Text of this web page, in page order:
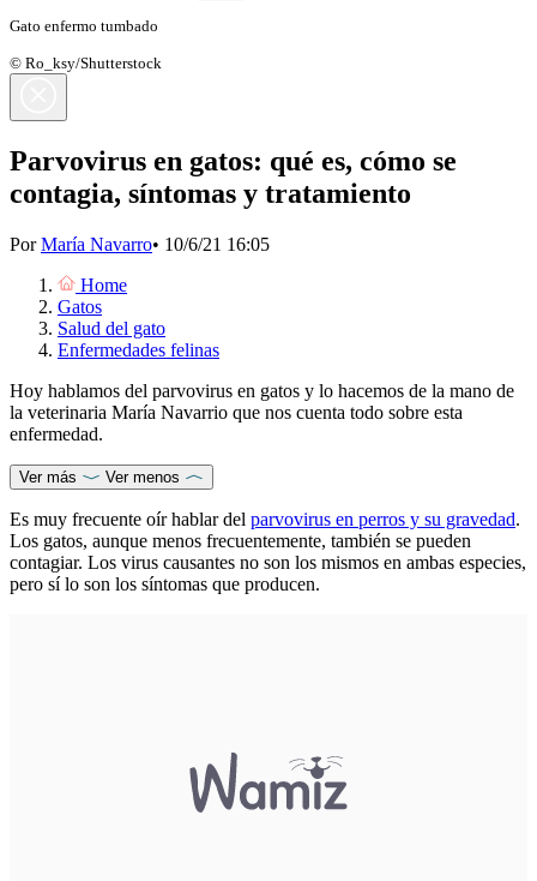
Gato enfermo tumbado
© Ro_ksy/Shutterstock
Parvovirus en gatos: qué es, cómo se
contagia, síntomas y tratamiento
PorMaría Navarro• 10/6/21 16:05
Home
Gatos
Salud del gato
Enfermedades felinas
Hoy hablamos del parvovirus en gatos y lo hacemos de la mano de
la veterinaria María Navarrio que nos cuenta todo sobre esta
enfermedad.
Ver más Ver menos
Es muy frecuente oír hablar del parvovirus en perros y su gravedad.
Los gatos, aunque menos frecuentemente, también se pueden
contagiar. Los virus causantes no son los mismos en ambas especies,
pero sí lo son los síntomas que producen.